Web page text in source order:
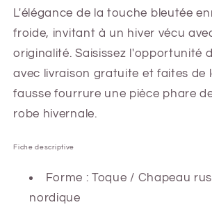
L'élégance de la touche bleutée
froide, invitant à un hiver vécu
originalité. Saisissez l'opportunité
avec livraison gratuite et faites de
fausse fourrure une pièce phare
robe hivernale.
Fiche descriptive
Forme : Toque / Chapeau
nordique